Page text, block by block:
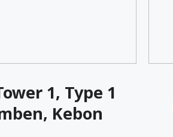
1, Type 1
Kebon